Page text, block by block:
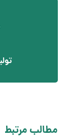
مطالب مرتبط